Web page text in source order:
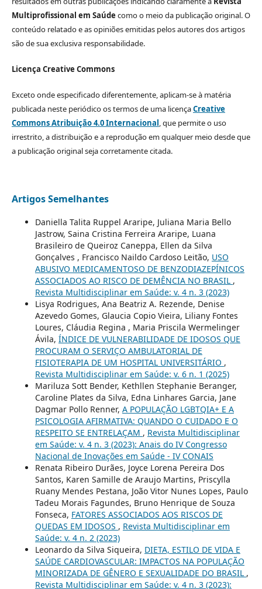
Multiprofissional em Saúde como o meio da publicação original. O
conteúdo relatado e as opiniões emitidas pelos autores dos artigos
são de sua exclusiva responsabilidade.
Licença Creative Commons
Exceto onde especificado diferentemente, aplicam-se à matéria
publicada neste periódico os termos de uma licençaCreative
Commons Atribuição 4.0 Internacional, que permite o uso
irrestrito, a distribuição e a reprodução em qualquer meio desde que
a publicação original seja corretamente citada.
Artigos Semelhantes
Daniella Talita Ruppel Araripe, Juliana Maria Bello
Jastrow, Saina Cristina Ferreira Araripe, Luana
Brasileiro de Queiroz Caneppa, Ellen da Silva
Gonçalves , Francisco Naildo Cardoso Leitão, USO
ABUSIVO MEDICAMENTOSO DE BENZODIAZEPÍNICOS
ASSOCIADOS AO RISCO DE DEMÊNCIA NO BRASIL ,
Revista Multidisciplinar em Saúde: v. 4 n. 3 (2023)
Lisya Rodrigues, Ana Beatriz A. Rezende, Denise
Azevedo Gomes, Glaucia Copio Vieira, Liliany Fontes
Loures, Cláudia Regina , Maria Priscila Wermelinger
Ávila, ÍNDICE DE VULNERABILIDADE DE IDOSOS QUE
PROCURAM O SERVIÇO AMBULATORIAL DE
FISIOTERAPIA DE UM HOSPITAL UNIVERSITÁRIO ,
Revista Multidisciplinar em Saúde: v. 6 n. 1 (2025)
Mariluza Sott Bender, Kethllen Stephanie Beranger,
Caroline Plates da Silva, Edna Linhares Garcia, Jane
Dagmar Pollo Renner, A POPULAÇÃO LGBTQIA+ E A
PSICOLOGIA AFIRMATIVA: QUANDO O CUIDADO E O
RESPEITO SE ENTRELAÇAM , Revista Multidisciplinar
em Saúde: v. 4 n. 3 (2023): Anais do IV Congresso
Nacional de Inovações em Saúde - IV CONAIS
Renata Ribeiro Durães, Joyce Lorena Pereira Dos
Santos, Karen Samille de Araujo Martins, Priscylla
Ruany Mendes Pestana, João Vitor Nunes Lopes, Paulo
Tadeu Morais Fagundes, Bruno Henrique de Souza
Fonseca, FATORES ASSOCIADOS AOS RISCOS DE
QUEDAS EM IDOSOS , Revista Multidisciplinar em
Saúde: v. 4 n. 2 (2023)
Leonardo da Silva Siqueira, DIETA, ESTILO DE VIDA E
SAÚDE CARDIOVASCULAR: IMPACTOS NA POPULAÇÃO
MINORIZADA DE GÊNERO E SEXUALIDADE DO BRASIL ,
Revista Multidisciplinar em Saúde: v. 4 n. 3 (2023):